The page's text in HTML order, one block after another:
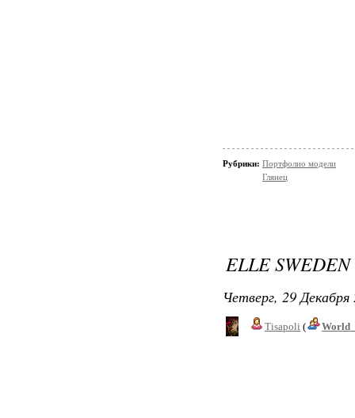
Рубрики: Портфолио модели
Глянец
ELLE SWEDEN
Четверг, 29
Tisapoli (